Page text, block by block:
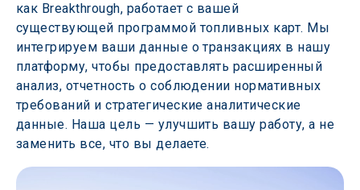
как Breakthrough, работает с вашей
существующей программой топливных карт. Мы
интегрируем ваши данные о транзакциях в нашу
платформу, чтобы предоставлять расширенный
анализ, отчетность о соблюдении нормативных
требований и стратегические аналитические
данные. Наша цель — улучшить вашу работу, а не
заменить все, что вы делаете.